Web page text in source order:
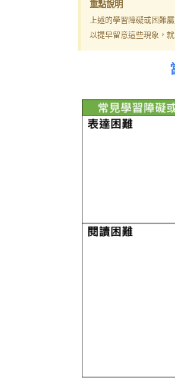
重點說明
上述的學習障礙或困難
以提早留意這些現象，